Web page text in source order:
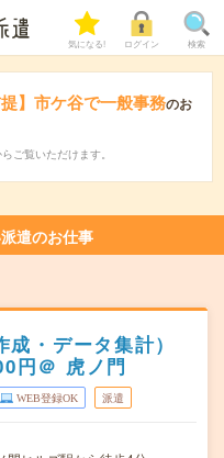
気になる! ログイン 検索
】市ケ谷で一般事務のお
らご覧いただけます。
遣のお仕事
・データ集計）
円＠ 虎ノ門
WEB登録OK 派遣